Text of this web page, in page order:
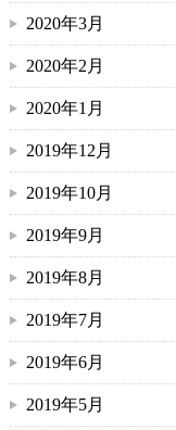
2020年3月
2020年2月
2020年1月
2019年12月
2019年10月
2019年9月
2019年8月
2019年7月
2019年6月
2019年5月